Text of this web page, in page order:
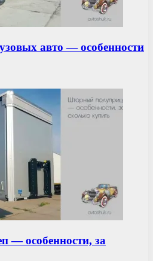
авто — особенности
— особенности, за